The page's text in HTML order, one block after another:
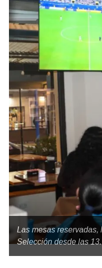
Las mesas
Selección desde las